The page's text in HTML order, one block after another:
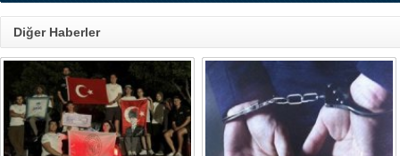
Diğer Haberler